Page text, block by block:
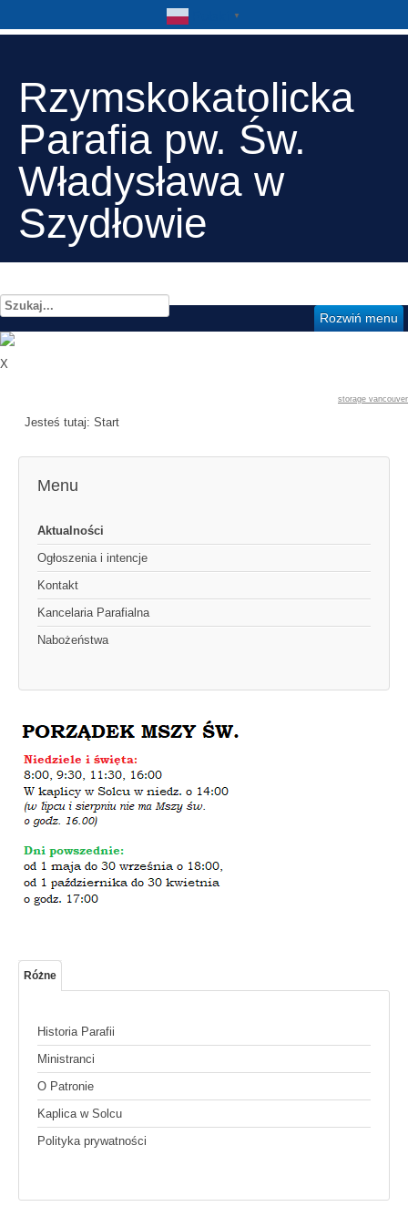
Rzymskokatolicka
Parafia pw. Św.
Władysława w
Szydłowie
Szukaj...
Rozwiń menu
X
storage vancouver
▼
Jesteś tutaj: Start
Menu
Aktualności
Ogłoszenia i intencje
Kontakt
Kancelaria Parafialna
Nabożeństwa
Różne
Historia Parafii
Ministranci
O Patronie
Kaplica w Solcu
Polityka prywatności